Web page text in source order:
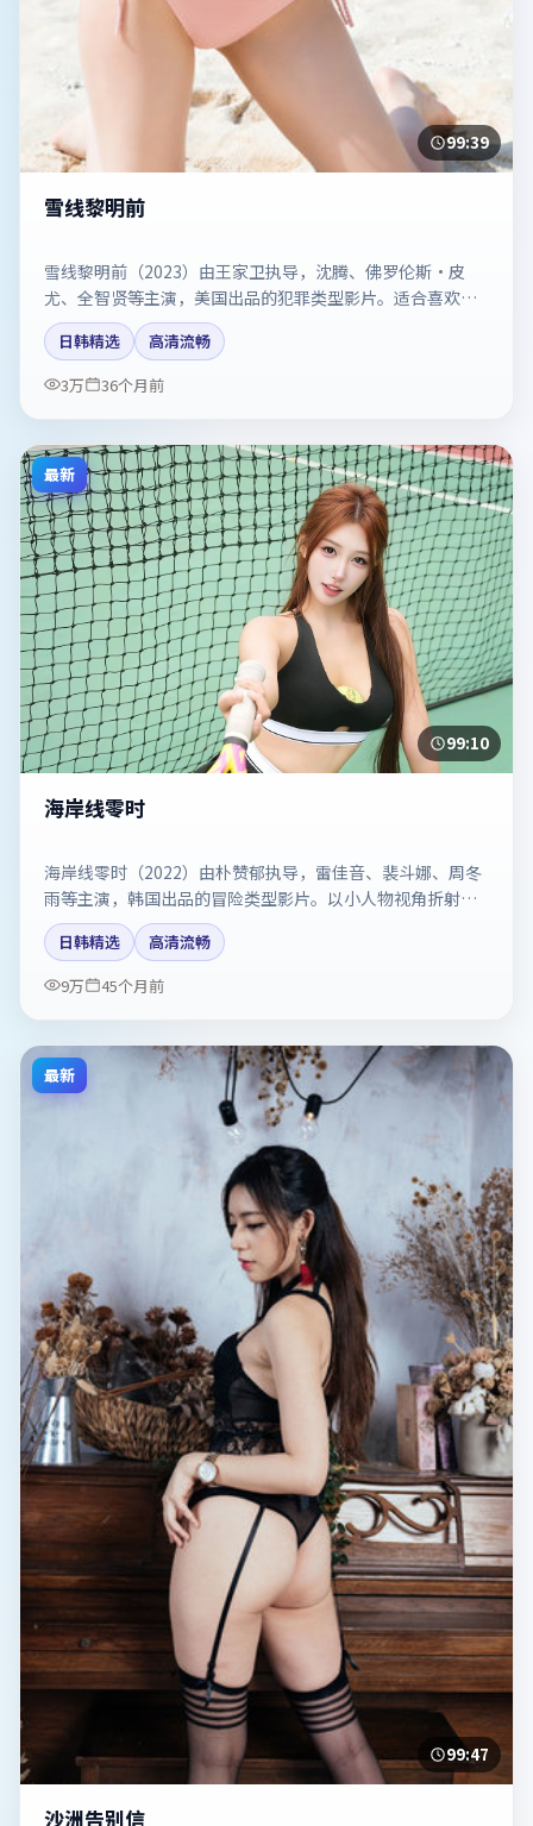
99:39
雪线黎明前
雪线黎明前（2023）由王家卫执导，沈腾、佛罗伦斯·皮
尤、全智贤等主演，美国出品的犯罪类型影片。适合喜欢强
情节与反转的观众。剧情简介与主创信息可供检索参考，上
映日期以片方资料为准。
日韩精选
高清流畅
3万
36个月前
最新
99:10
海岸线零时
海岸线零时（2022）由朴赞郁执导，雷佳音、裴斗娜、周冬
雨等主演，韩国出品的冒险类型影片。以小人物视角折射时
代切片。剧情简介与主创信息可供检索参考，上映日期以片
方资料为准。
日韩精选
高清流畅
9万
45个月前
最新
99:47
沙洲告别信